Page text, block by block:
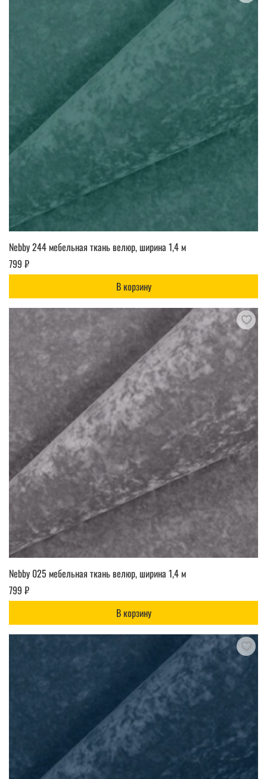
Nebby 244 мебельная ткань велюр, ширина 1,4 м
799 ₽
В корзину
Nebby 025 мебельная ткань велюр, ширина 1,4 м
799 ₽
В корзину